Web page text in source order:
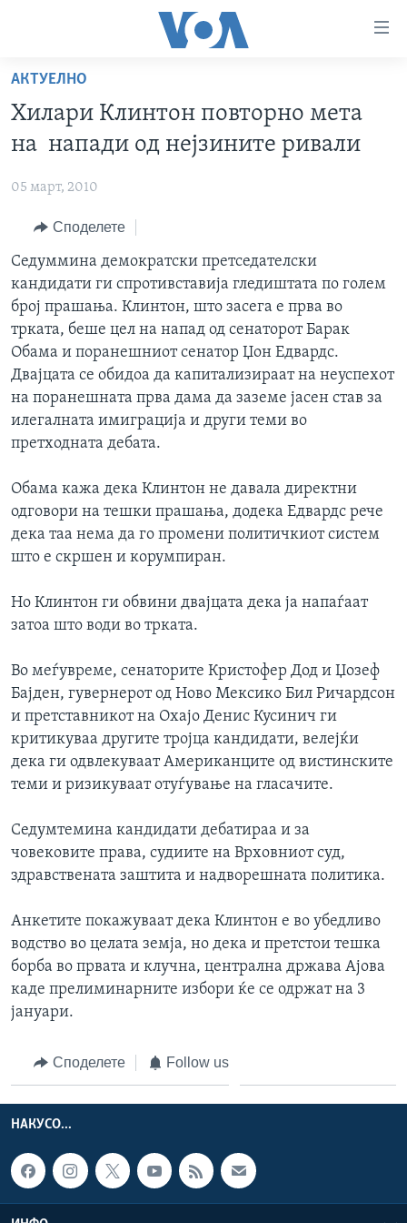
пристапност
Премини
на
главната
Премини
за
навигација
Пребарувај
РУБРИКИ
МАКЕДОНИЈА
СВЕТ
ЕКОНОМИЈА
ПОЛИТИКА
ЗДРАВЈЕ
НАУКА
УМЕТНОСТ И ЗАБАВА
ИНТЕРВЈУА
ДОКУМЕНТАРЦИ
АРХИВИРАНА ПРОГРАМА
NEWSFLASH - АРХИВА
ВЕСТИ ОД САД ВО МИНУТА - АРХИВА
ИЗБОРИ ВО САД 2020 - АРХИВА
ЗА НАС
Learning English
НАКУСО...
Јазици
АКТУЕЛНО
Хилари Клинтон повторно мета
на напади од нејзините ривали
05 март, 2010
Споделете
Седуммина демократски претседателски
кандидати ги спротивставија гледиштата по голем
број прашања. Клинтон, што засега е прва во
трката, беше цел на напад од сенаторот Барак
Обама и поранешниот сенатор Џон Едвардс.
Двајцата се обидоа да капитализираат на неуспехот
на поранешната прва дама да заземе јасен став за
илегалната имиграција и други теми во
претходната дебата.
Обама кажа дека Клинтон не давала директни
одговори на тешки прашања, додека Едвардс рече
дека таа нема да го промени политичкиот систем
што е скршен и корумпиран.
Но Клинтон ги обвини двајцата дека ја напаѓаат
затоа што води во трката.
Во меѓувреме, сенаторите Кристофер Дод и Џозеф
Бајден, гувернерот од Ново Мексико Бил Ричардсон
и претставникот на Охајо Денис Кусинич ги
критикуваа другите тројца кандидати, велејќи
дека ги одвлекуваат Американците од вистинските
теми и ризикуваат отуѓување на гласачите.
Седумтемина кандидати дебатираа и за
човековите права, судиите на Врховниот суд,
здравствената заштита и надворешната политика.
Анкетите покажуваат дека Клинтон е во убедливо
водство во целата земја, но дека и претстои тешка
борба во првата и клучна, централна држава Ајова
каде прелиминарните избори ќе се одржат на 3
јануари.
Споделете Follow us
НАКУСО...